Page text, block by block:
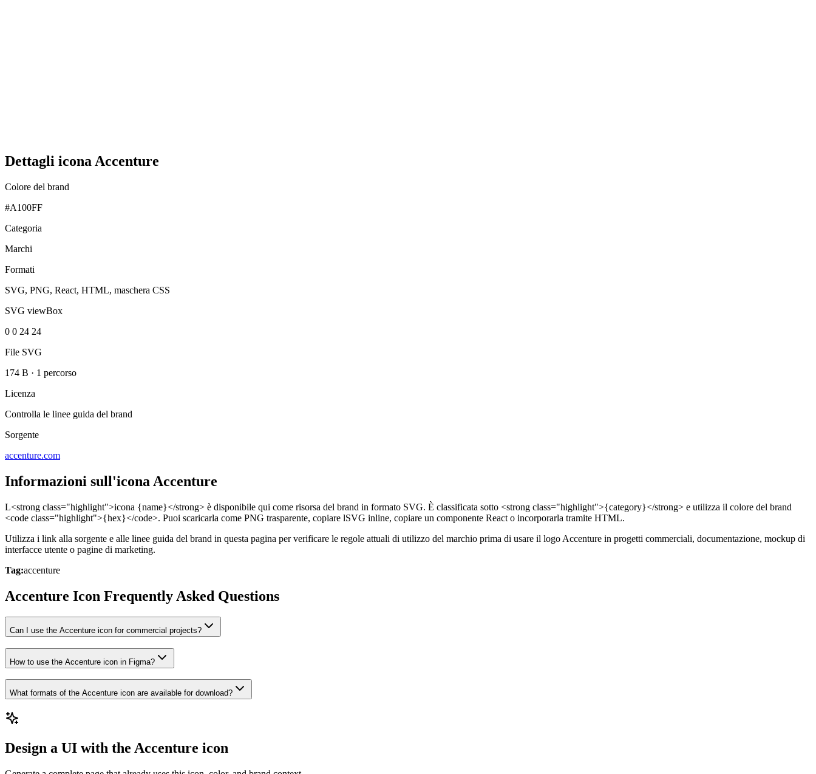
Dettagli icona Accenture
Colore del brand
#A100FF
Categoria
Marchi
Formati
SVG, PNG, React, HTML, maschera CSS
SVG viewBox
0 0 24 24
File SVG
174 B · 1 percorso
Licenza
Controlla le linee guida del brand
Sorgente
accenture.com
Informazioni sull'icona Accenture
L<strong class="highlight">icona {name}</strong> è disponibile qui come risorsa del brand in formato SVG. È classificata sotto <strong class="highlight">{category}</strong> e utilizza il colore del brand
<code class="highlight">{hex}</code>. Puoi scaricarla come PNG trasparente, copiare lSVG inline, copiare un componente React o incorporarla tramite HTML.
Utilizza i link alla sorgente e alle linee guida del brand in questa pagina per verificare le regole attuali di utilizzo del marchio prima di usare il logo Accenture in progetti commerciali, documentazione, mockup di
interfacce utente o pagine di marketing.
Tag:accenture
Accenture Icon Frequently Asked Questions
Can I use the Accenture icon for commercial projects?
How to use the Accenture icon in Figma?
What formats of the Accenture icon are available for download?
Design a UI with the Accenture icon